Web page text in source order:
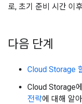
로, 초기 준비 시간 이
다음 단계
Cloud Storage
Cloud Storage
전략에 대해 알